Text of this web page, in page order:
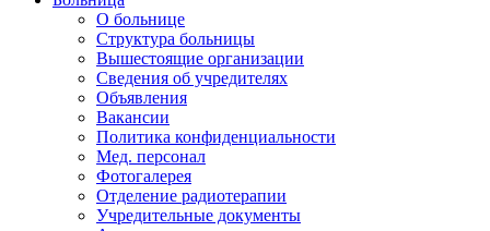
О больнице
Структура больницы
Вышестоящие организации
Сведения об учредителях
Объявления
Вакансии
Политика конфиденциальности
Мед. персонал
Фотогалерея
Отделение радиотерапии
Учредительные документы